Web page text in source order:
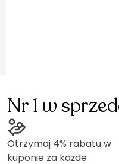
Nr 1 w
Otrzymaj 4% rabatu w
kuponie za każde